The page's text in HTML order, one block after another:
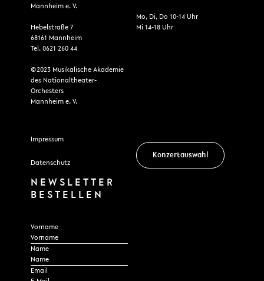
Mannheim e. V.
Hebelstraße 7
68161 Mannheim
Tel. 0621 260 44
©2023 Musikalische Akademie
des Nationaltheater-
Orchesters
Mannheim e. V.
Impressum
Datenschutz
Mo, Di, Do 10-14 Uhr
Mi 14-18 Uhr
Konzertauswahl
NEWSLETTER
BESTELLEN
Section
Vorname
Name
Email